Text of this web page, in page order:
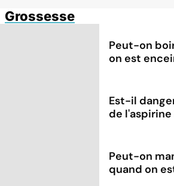
Grossesse
Peut-on
on est
Est-il
de
Peut-on
quand on